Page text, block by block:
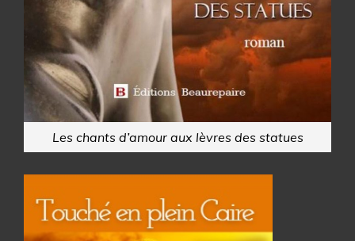
Les chants d’amour aux lèvres des statues